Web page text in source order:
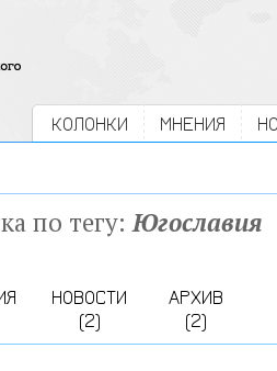
КОЛОНКИ МНЕНИЯ
по тегу:Югославия
НОВОСТИ
(2)
АРХИВ
(2)